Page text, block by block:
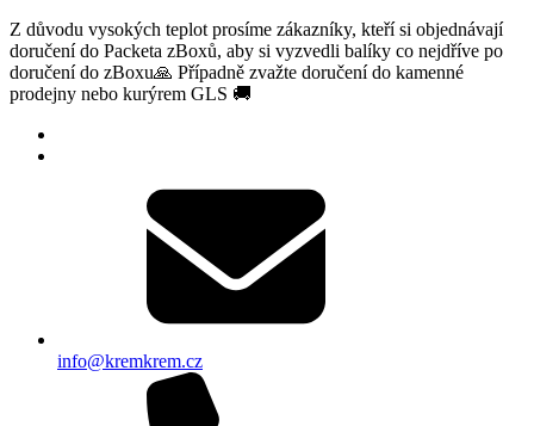
Z důvodu vysokých teplot prosíme zákazníky, kteří si objednávají
doručení do Packeta zBoxů, aby si vyzvedli balíky co nejdříve po
doručení do zBoxu🙏 Případně zvažte doručení do kamenné
prodejny nebo kurýrem GLS 🚚
info@kremkrem.cz